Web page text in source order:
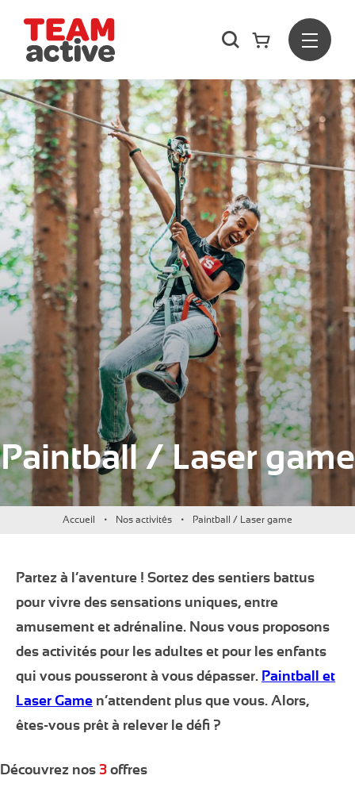
Rechercher
Menu
Paintball / Laser game
Accueil Nos activités Paintball / Laser game
Partez à l’aventure ! Sortez des sentiers battus
pour vivre des sensations uniques, entre
amusement et adrénaline. Nous vous proposons
des activités pour les adultes et pour les enfants
qui vous pousseront à vous dépasser. Paintball et
Laser Game n’attendent plus que vous. Alors,
êtes-vous prêt à relever le défi ?
Découvrez nos 3 offres